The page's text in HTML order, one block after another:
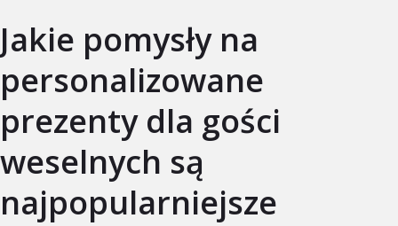
Jakie pomysły na
personalizowane
prezenty dla gości
weselnych są
najpopularniejsze